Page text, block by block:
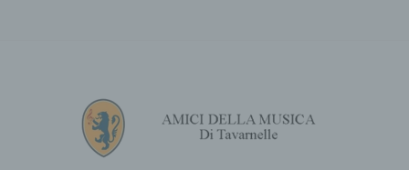
conservazione, l'adattamento o la modifica,
l'estrazione, la consultazione, l'uso, la
diffusione, la trasmissione, la diffusione o la
messa a disposizione in altro modo,